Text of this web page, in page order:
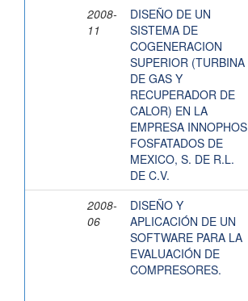
2008-
11
DISEÑO DE UN
SISTEMA DE
COGENERACION
SUPERIOR (TURBINA
DE GAS Y
RECUPERADOR DE
CALOR) EN LA
EMPRESA INNOPHOS
FOSFATADOS DE
MEXICO, S. DE R.L.
DE C.V.
2008-
06
DISEÑO Y
APLICACIÓN DE UN
SOFTWARE PARA LA
EVALUACIÓN DE
COMPRESORES.